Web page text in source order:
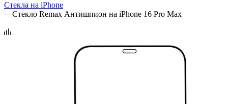
Стекла на iPhone
—Стекло Remax Антишпион на iPhone 16 Pro Max